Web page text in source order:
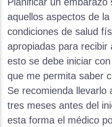
aquellos aspectos de
condiciones de salud
apropiadas para
esto se debe iniciar
que me permita saber
Se recomienda llevarlo
tres meses antes del
esta forma el médico